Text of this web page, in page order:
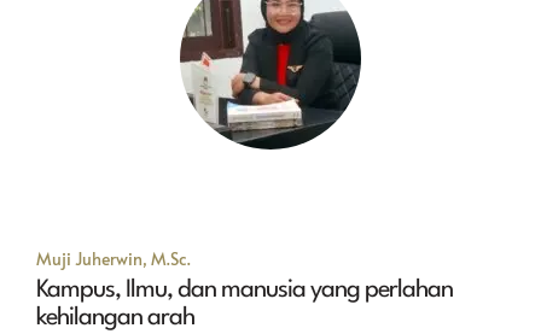
Muji Juherwin, M.Sc.
Kampus, Ilmu, dan manusia yang perlahan
kehilangan arah